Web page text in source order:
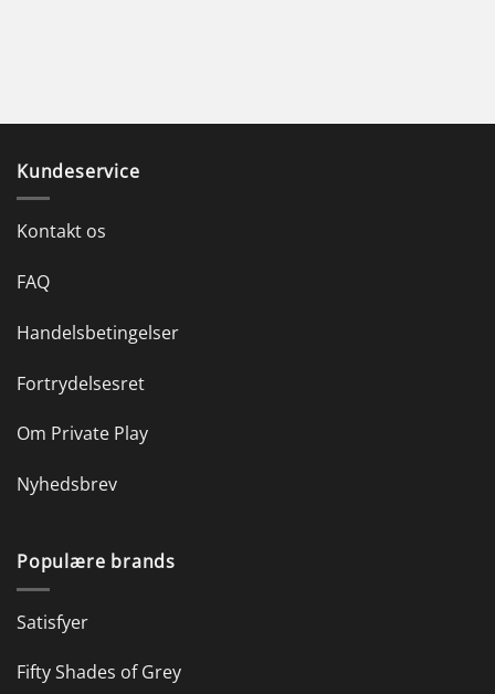
Kundeservice
Kontakt os
FAQ
Handelsbetingelser
Fortrydelsesret
Om Private Play
Nyhedsbrev
Populære brands
Satisfyer
Fifty Shades of Grey